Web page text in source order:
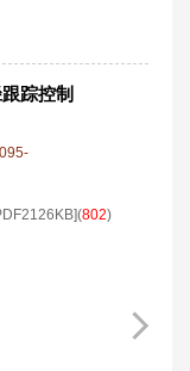
踪控制
2126KB](802)